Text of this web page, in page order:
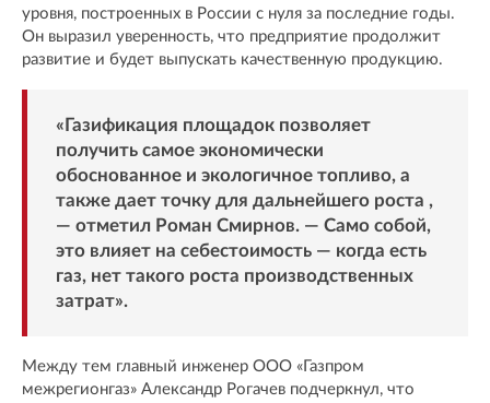
уровня, построенных в России с нуля за последние годы.
Он выразил уверенность, что предприятие продолжит
развитие и будет выпускать качественную продукцию.
«Газификация площадок позволяет
получить самое экономически
обоснованное и экологичное топливо, а
также дает точку для дальнейшего роста ,
— отметил Роман Смирнов. — Само собой,
это влияет на себестоимость — когда есть
газ, нет такого роста производственных
затрат».
Между тем главный инженер ООО «Газпром
межрегионгаз» Александр Рогачев подчеркнул, что